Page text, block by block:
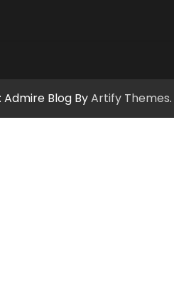
Admire Blog ByArtify Themes.